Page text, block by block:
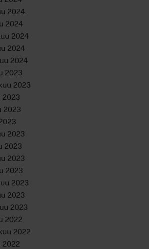
2024
2024
2024
2024
2024
2023
2023
2023
2023
2023
2023
2023
2023
2023
2023
2023
2022
2022
2022